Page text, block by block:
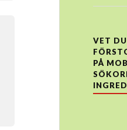
VET
PÅ